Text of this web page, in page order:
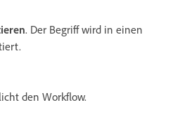
. Der Begriff wird in einen
den Workflow.